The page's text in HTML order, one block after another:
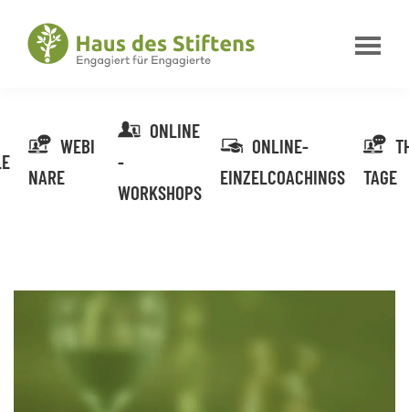
Hauptnavigation
springen
Inhalt
springen
Fußzeile
springen
WEBI
NARE
ONLINE
-
WORKSHOPS
ONLINE-
EINZELCOACHINGS
TAGE